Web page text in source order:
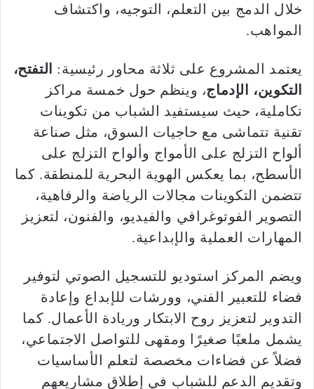
خلال الدمج بين التعلم، التوجيه، واكتشاف
المواهب.
يعتمد المشروع على ثلاثة محاور رئيسية:
التفتح،
التكوين، الإدماج، وينظم حول خمسة مراكز
تكاملية، حيث سيستفيد الشباب من تكوينات
تقنية تتماشى مع حاجيات السوق، مثل صناعة
ألواح التزلج على الأمواج وألواح التزلج على
الأسطح، بما يعكس الهوية البحرية للمنطقة. كما
تتضمن التكوينات مجالات الرياضة والرفاهية،
التصوير الفوتوغرافي والفيديو، والفنون، لتعزيز
المهارات العملية والإبداعية.
ويضم المركز استوديو للتسجيل الصوتي لتوفير
فضاء للتعبير الفني، وورشات للإبداع وإعادة
التدوير لتعزيز روح الابتكار وريادة الأعمال. كما
يشمل ملعبًا صغيرًا ومقهى للتواصل الاجتماعي،
فضلاً عن فضاءات مخصصة لتعلم الأساسيات
وتقديم الدعم للشباب في إطلاق مشاريعهم